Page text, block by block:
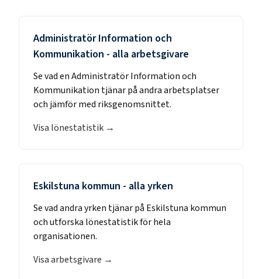
Administratör Information och
Kommunikation - alla arbetsgivare
Se vad enAdministratör Information och
Kommunikation tjänar på andra arbetsplatser
och jämför med riksgenomsnittet.
Visa lönestatistik →
Eskilstuna kommun - alla yrken
Se vad andra yrken tjänar på Eskilstuna kommun
och utforska lönestatistik för hela
organisationen.
Visa arbetsgivare →